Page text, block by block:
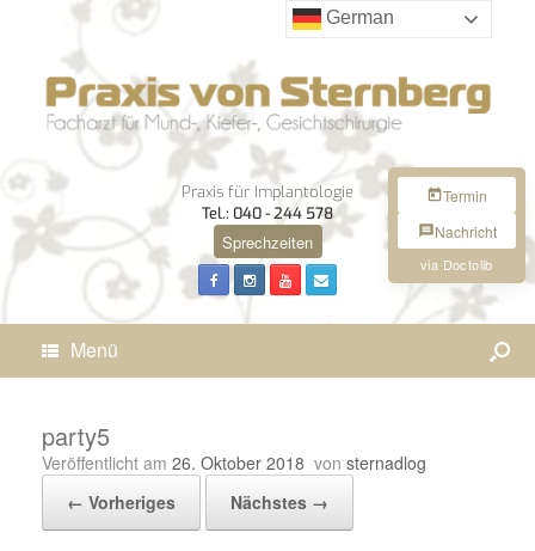
Praxis für Implantologie
Tel.: 040 - 244 578
Sprechzeiten
Menü
party5
Veröffentlicht am 26. Oktober 2018 von sternadlog
← Vorheriges
Nächstes →
Termin
Nachricht
via Doctolib
German